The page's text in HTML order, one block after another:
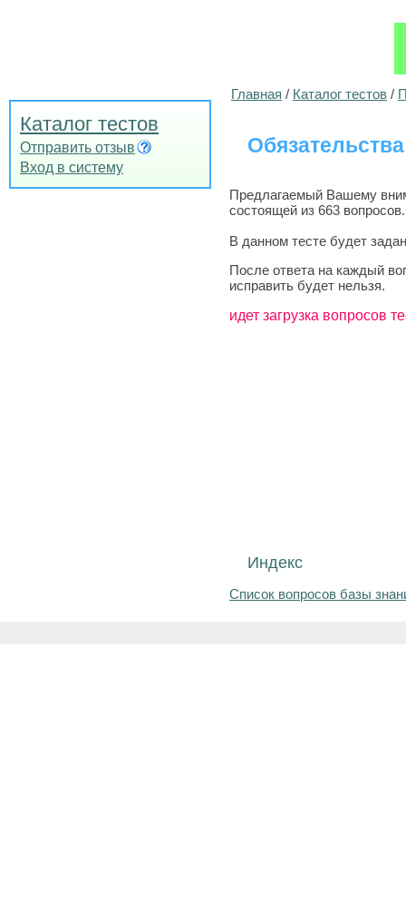
Каталог тестов
Отправить отзыв
Вход в систему
Главная / Каталог тестов /
Предлагаемый Вашему
состоящей из 663 вопросов.
В данном тесте будет
После ответа на каждый
исправить будет нельзя.
идет загрузка вопросов
Индекс
Список вопросов базы